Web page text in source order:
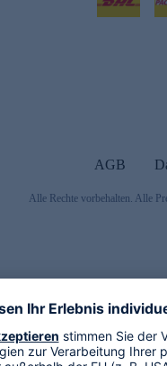
AGB
Alle Rechte vorbehalten. Alle